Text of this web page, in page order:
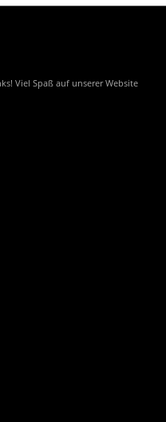
Viel Spaß auf unserer Website